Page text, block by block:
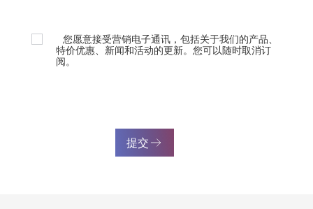
您愿意接受营销电子通讯，包括关于我们的产品、
特价优惠、新闻和活动的更新。您可以随时取消订
阅。
提交